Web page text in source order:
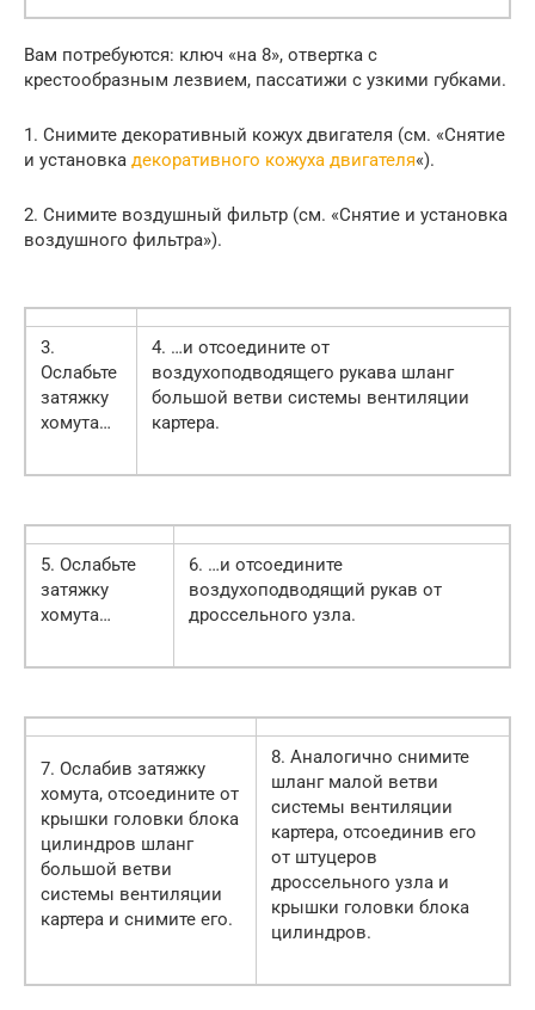
Вам потребуются: ключ «на 8», отвертка с
крестообразным лезвием, пассатижи с узкими губками.
1. Снимите декоративный кожух двигателя (см. «Снятие
и установка декоративного кожуха двигателя«).
2. Снимите воздушный фильтр (см. «Снятие и установка
воздушного фильтра»).
3.
Ослабьте
затяжку
хомута…
4. …и отсоедините от
воздухоподводящего рукава шланг
большой ветви системы вентиляции
картера.
5. Ослабьте
затяжку
хомута…
6. …и отсоедините
воздухоподводящий рукав от
дроссельного узла.
7. Ослабив затяжку
хомута, отсоедините от
крышки головки блока
цилиндров шланг
большой ветви
системы вентиляции
картера и снимите его.
8. Аналогично снимите
шланг малой ветви
системы вентиляции
картера, отсоединив его
от штуцеров
дроссельного узла и
крышки головки блока
цилиндров.